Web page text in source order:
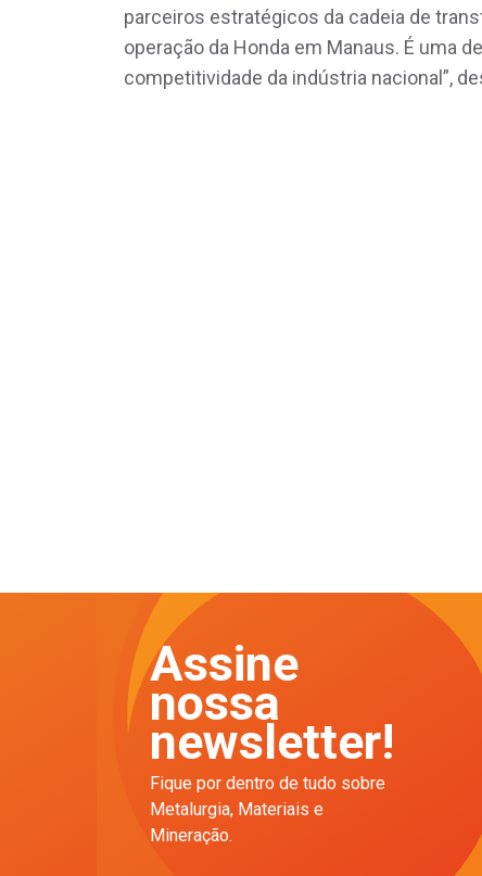
parceiros estratégicos da cadeia de
operação da Honda em Manaus. É uma
competitividade da indústria nacional”,
Assine
nossa
newsletter!
Fique por dentro de tudo sobre
Metalurgia, Materiais e
Mineração.